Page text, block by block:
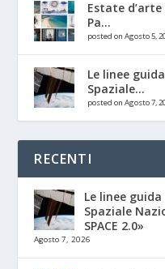
Estate
Pa...
posted on Agosto 5,
Le linee
Spaziale...
posted on Agosto 7,
RECENTI
Le linee
Spaziale
SPACE 2.0»
Agosto 7, 2026